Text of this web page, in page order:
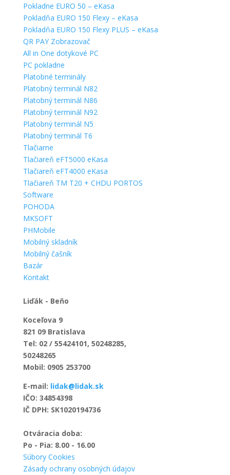
Pokladne EURO 50 – eKasa
Pokladňa EURO 150 Flexy – eKasa
Pokladňa EURO 150 Flexy PLUS – eKasa
QR PAY Zobrazovač
All in One dotykové PC
PC pokladne
Platobné terminály
Platobný terminál N82
Platobný terminál N86
Platobný terminál N92
Platobný terminál N5
Platobný terminál T6
Tlačiarne
Tlačiareň eFT5000 eKasa
Tlačiareň eFT4000 eKasa
Tlačiareň TM T20 + CHDU PORTOS
Software
POHODA
MKSOFT
PHMobile
Mobilný skladník
Mobilný čašník
Bazár
Kontakt
Liďák - Beňo
Koceľova 9
821 09 Bratislava
Tel: 02 / 55424101, 50248285,
50248265
Mobil: 0905 253700
E-mail: lidak@lidak.sk
IČO: 34854398
IČ DPH: SK1020194736
Otváracia doba:
Po - Pia: 8.00 - 16.00
Súbory Cookies
Zásady ochrany osobných údajov